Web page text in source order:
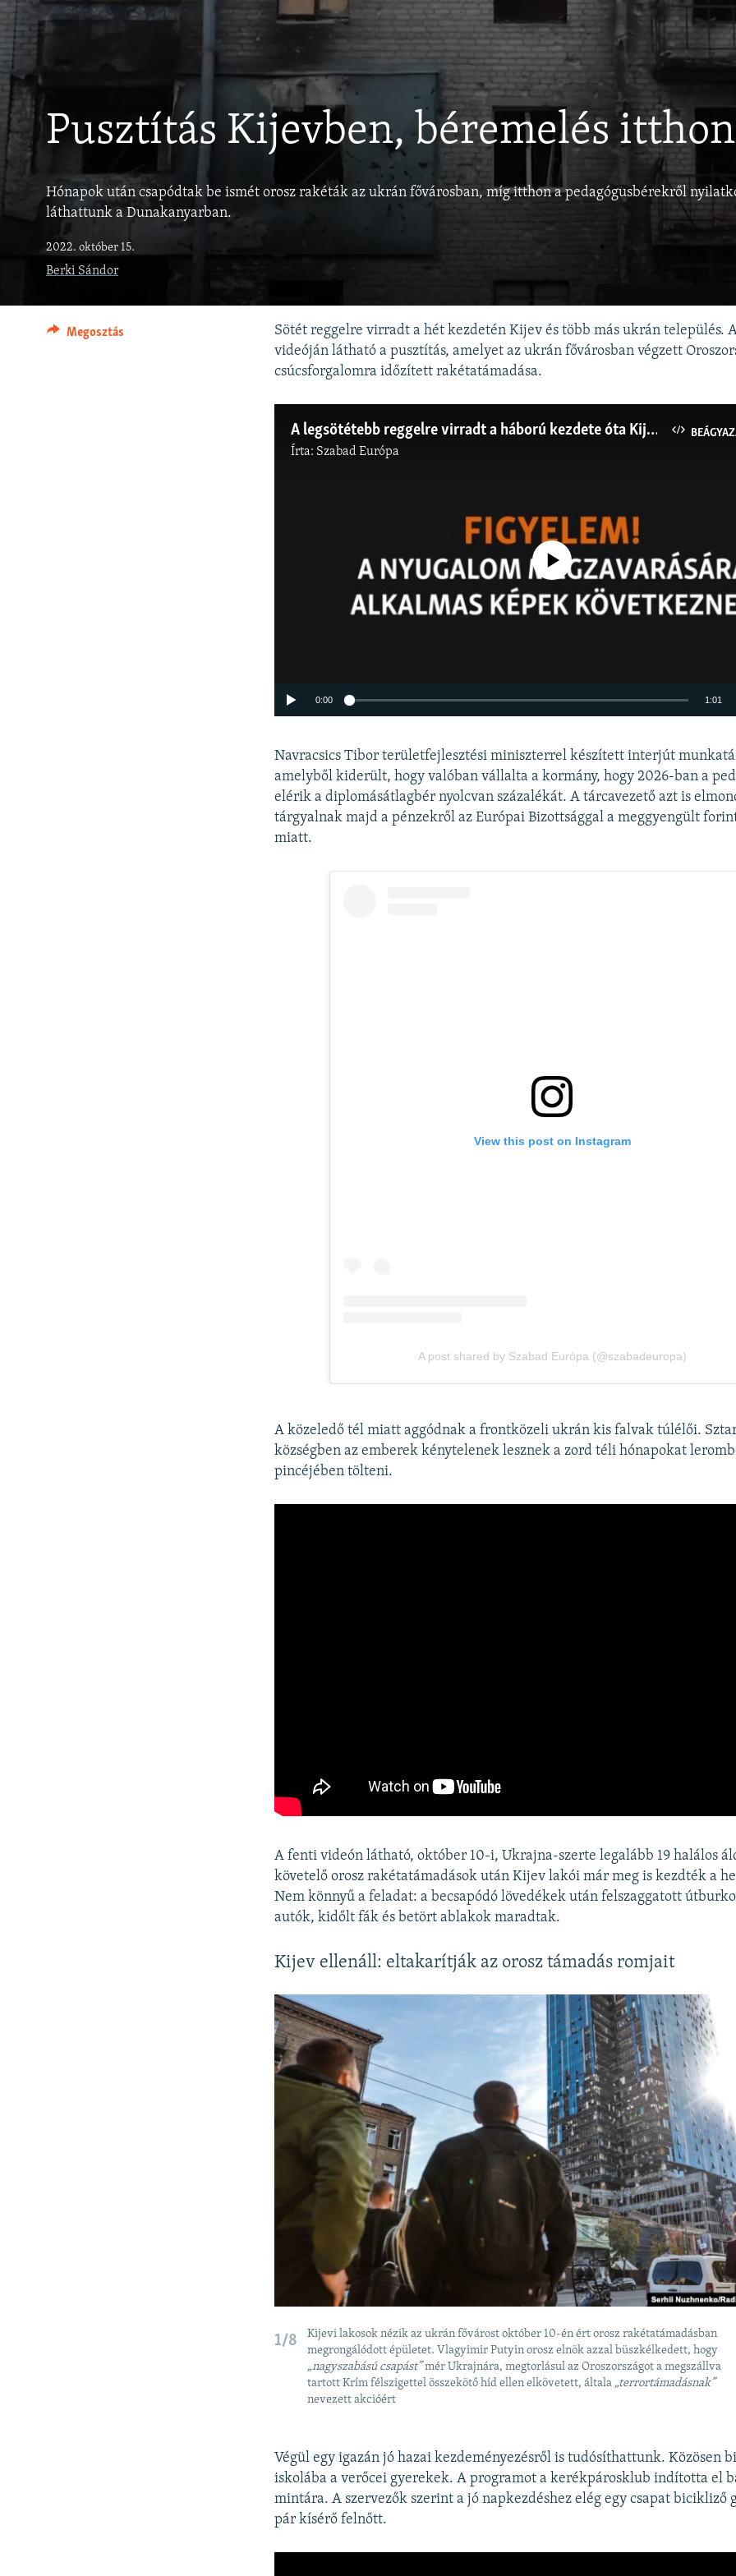
VILÁG
A MÚLT TANULSÁGAI
Pusztítás Kijevben, béremelés
Hónapok után csapódtak be ismét orosz rakéták az ukrán fővárosban, míg itthon a pedagógusbérekről
láthattunk a Dunakanyarban.
2022. október 15.
Berki Sándor
Megosztás
Sötét reggelre virradt a hét kezdetén Kijev és több más ukrán település.
videóján látható a pusztítás, amelyet az ukrán fővárosban végzett
csúcsforgalomra időzített rakétatámadása.
A legsötétebb reggelre virradt a háború kezdete óta Kijev és több más ukrán település
Írta: Szabad Európa
BEÁGYAZÁS
Jelenleg nincs elérhető tartalom
0:00 1:01
Navracsics Tibor területfejlesztési miniszterrel készített interjút
amelyből kiderült, hogy valóban vállalta a kormány, hogy 2026-ban a
elérik a diplomásátlagbér nyolcvan százalékát. A tárcavezető azt is
tárgyalnak majd a pénzekről az Európai Bizottsággal a meggyengült
miatt.
A közeledő tél miatt aggódnak a frontközeli ukrán kis falvak túlélői.
községben az emberek kénytelenek lesznek a zord téli hónapokat
pincéjében tölteni.
A fenti videón látható, október 10-i, Ukrajna-szerte legalább 19 halálos
követelő orosz rakétatámadások után Kijev lakói már meg is kezdték a
Nem könnyű a feladat: a becsapódó lövedékek után felszaggatott
autók, kidőlt fák és betört ablakok maradtak.
Kijev ellenáll: eltakarítják az orosz támadás romjait
1/8
Kijevi lakosok nézik az ukrán fővárost október 10-én ért orosz rakétatámadásban
megrongálódott épületet. Vlagyimir Putyin orosz elnök azzal büszkélkedett, hogy
„nagyszabású csapást”mér Ukrajnára, megtorlásul az Oroszországot a megszállva
tartott Krím félszigettel összekötő híd ellen elkövetett, általa „terrortámadásnak”
nevezett akcióért
Végül egy igazán jó hazai kezdeményezésről is tudósíthattunk. Közösen
iskolába a verőcei gyerekek. A programot a kerékpárosklub indította el
mintára. A szervezők szerint a jó napkezdéshez elég egy csapat bicikliző
pár kísérő felnőtt.